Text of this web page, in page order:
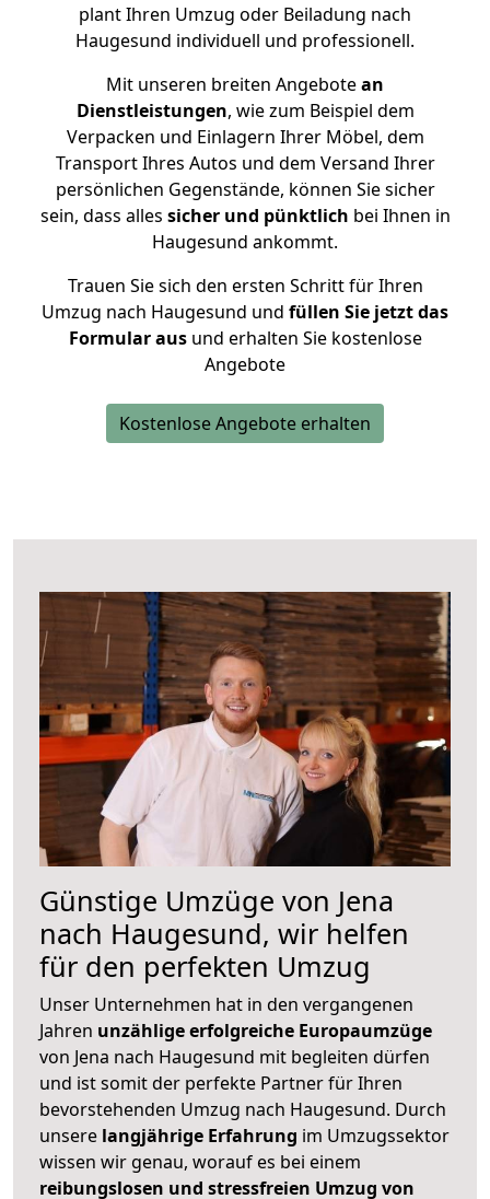
plant Ihren Umzug oder Beiladung nach
Haugesund individuell und professionell.
Mit unseren breiten Angebotean
Dienstleistungen, wie zum Beispiel dem
Verpacken und Einlagern Ihrer Möbel, dem
Transport Ihres Autos und dem Versand Ihrer
persönlichen Gegenstände, können Sie sicher
sein, dass alles sicher und pünktlich bei Ihnen in
Haugesund ankommt.
Trauen Sie sich den ersten Schritt für Ihren
Umzug nach Haugesund und füllen Sie jetzt das
Formular ausund erhalten Sie kostenlose
Angebote
Kostenlose Angebote erhalten
Günstige Umzüge von Jena
nach Haugesund, wir helfen
für den perfekten Umzug
Unser Unternehmen hat in den vergangenen
Jahren unzählige erfolgreiche Europaumzüge
von Jena nach Haugesund mit begleiten dürfen
und ist somit der perfekte Partner für Ihren
bevorstehenden Umzug nach Haugesund. Durch
unsere langjährige Erfahrung im Umzugssektor
wissen wir genau, worauf es bei einem
reibungslosen und stressfreien Umzug von